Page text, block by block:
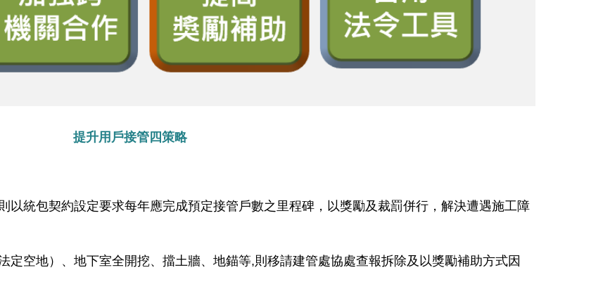
提升用戶接管四策略
以統包契約設定要求每年應完成預定接管戶數之里程碑，以獎勵及裁罰併行，解決遭遇施工障
定空地）、地下室全開挖、擋土牆、地錨等,則移請建管處協處查報拆除及以獎勵補助方式因